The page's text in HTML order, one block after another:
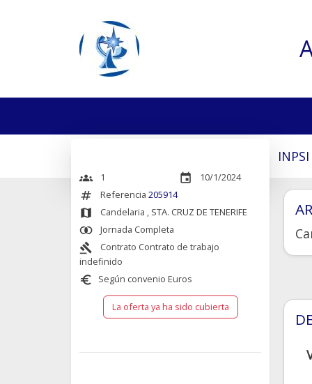
INPSI
groups 1 event 10/1/2024
numbers Referencia 205914
map Candelaria , STA. CRUZ DE TENERIFE
join_inner Jornada Completa
gavel
Contrato Contrato de trabajo
indefinido
euro Según convenio Euros
La oferta ya ha sido cubierta